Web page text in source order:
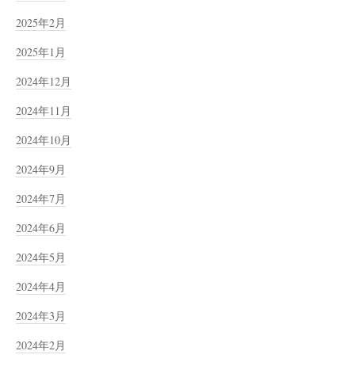
2025年2月
2025年1月
2024年12月
2024年11月
2024年10月
2024年9月
2024年7月
2024年6月
2024年5月
2024年4月
2024年3月
2024年2月